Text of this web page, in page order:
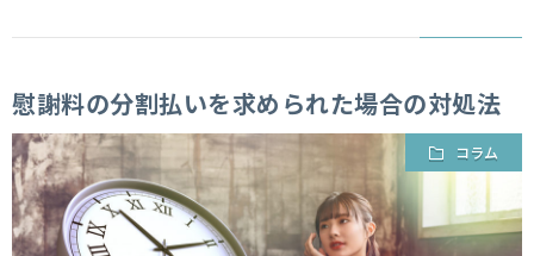
慰謝料の分割払いを求められた場合の対処法
コラム